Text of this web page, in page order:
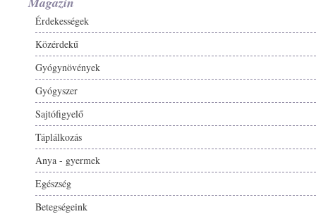
Érdekességek
Közérdekű
Gyógynövények
Gyógyszer
Sajtófigyelő
Táplálkozás
Anya - gyermek
Egészség
Betegségeink